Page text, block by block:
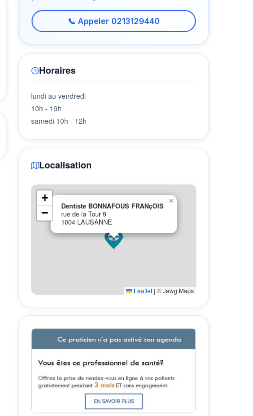
📞 Appeler 0213129440
Horaires
lundi au vendredi
10h - 19h
samedi 10h - 12h
Localisation
Dentiste BONNAFOUS FRANçOIS
rue de la Tour 9
1004 LAUSANNE
×
+
−
Leaflet | © Jawg Maps